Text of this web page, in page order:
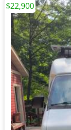
$22,900